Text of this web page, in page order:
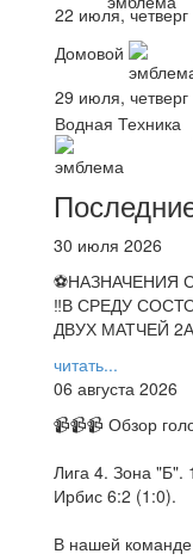
22 июля, четверг
Домовой
29 июля, четверг
Водная Техника
30 июля 2026
⚽НАЗНАЧЕНИЯ
‼В СРЕДУ
ДВУХ МАТЧЕЙ
читать...
06 августа 2026
📹📹📹 Обзор
Лига 4. Зона "Б".
Ирбис 6:2 (1:0).
В нашей команде